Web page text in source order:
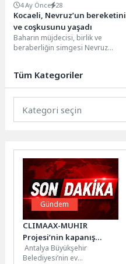
4 Ay Önce 28
Kocaeli, Nevruz’un bereketini
ve coşkusunu yaşadı
Baharın müjdecisi, birlik ve
beraberliğin simgesi Nevruz
Tüm Kategoriler
Gündem
CLIMAAX-MUHIR
Projesi’nin kapanış
toplantısı gerçekleşti
Antalya Büyükşehir
Belediyesi’nin ev